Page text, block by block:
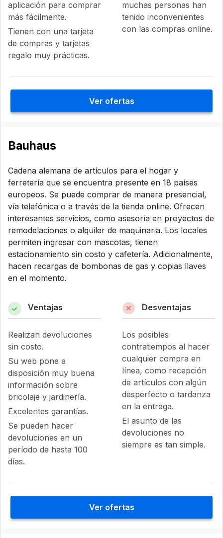
aplicación para comprar
más fácilmente.
Tienen con una tarjeta
de compras y tarjetas
regalo muy prácticas.
muchas personas han
tenido inconvenientes
con las compras online.
Ver ofertas
Bauhaus
Cadena alemana de artículos para el hogar y
ferretería que se encuentra presente en 18 países
europeos. Se puede comprar de manera presencial,
vía telefónica o a través de la tienda online. Ofrecen
interesantes servicios, como asesoría en proyectos de
remodelaciones o alquiler de maquinaria. Los locales
permiten ingresar con mascotas, tienen
estacionamiento sin costo y cafetería. Adicionalmente,
hacen recargas de bombonas de gas y copias llaves
en el momento.
Ventajas
Realizan devoluciones
sin costo.
Su web pone a
disposición muy buena
información sobre
bricolaje y jardinería.
Excelentes garantías.
Se pueden hacer
devoluciones en un
período de hasta 100
días.
Desventajas
Los posibles
contratiempos al hacer
cualquier compra en
línea, como recepción
de artículos con algún
desperfecto o tardanza
en la entrega.
El asunto de las
devoluciones no
siempre es tan simple.
Ver ofertas